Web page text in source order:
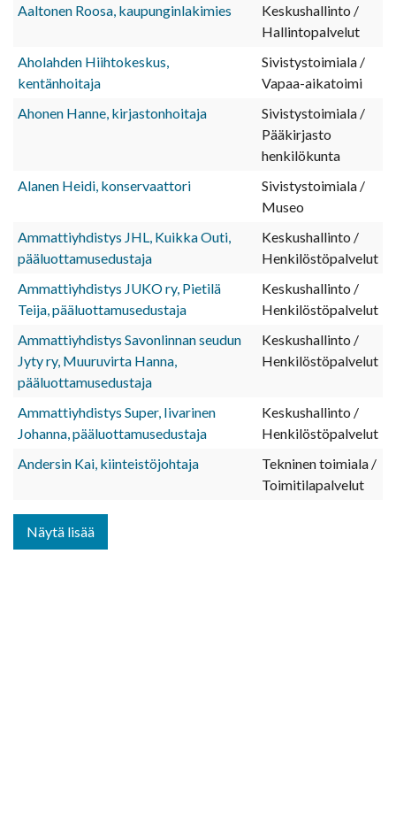
Aaltonen Roosa, kaupunginlakimies
Keskushallinto /
Hallintopalvelut
Aholahden Hiihtokeskus,
kentänhoitaja
Sivistystoimiala /
Vapaa-aikatoimi
Ahonen Hanne, kirjastonhoitaja
Sivistystoimiala /
Pääkirjasto
henkilökunta
Alanen Heidi, konservaattori
Sivistystoimiala /
Museo
Ammattiyhdistys JHL, Kuikka Outi,
pääluottamusedustaja
Keskushallinto /
Henkilöstöpalvelut
Ammattiyhdistys JUKO ry, Pietilä
Teija, pääluottamusedustaja
Keskushallinto /
Henkilöstöpalvelut
Ammattiyhdistys Savonlinnan seudun
Jyty ry, Muuruvirta Hanna,
pääluottamusedustaja
Keskushallinto /
Henkilöstöpalvelut
Ammattiyhdistys Super, Iivarinen
Johanna, pääluottamusedustaja
Keskushallinto /
Henkilöstöpalvelut
Andersin Kai, kiinteistöjohtaja
Tekninen toimiala /
Toimitilapalvelut
Näytä lisää